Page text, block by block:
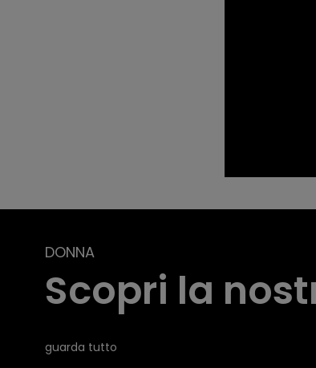
Please
DONNA
Scopri la
guarda tutto